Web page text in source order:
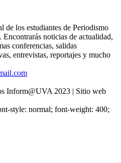
los estudiantes de Periodismo
noticias de actualidad,
conferencias, salidas
entrevistas, reportajes y mucho
Inform@UVA 2023 | Sitio web
style: normal; font-weight: 400;